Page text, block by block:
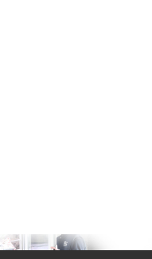
Le Mans
Chambéry